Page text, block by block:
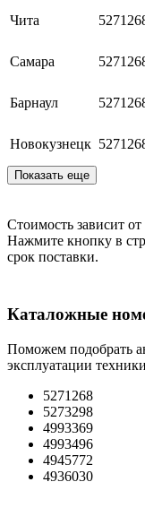
Чита
Самара
Барнаул
Новокузнецк
Показать еще
Стоимость зависит
Нажмите кнопку в
срок поставки.
Каталожные
Поможем подобрать
эксплуатации
5271268
5273298
4993369
4993496
4945772
4936030